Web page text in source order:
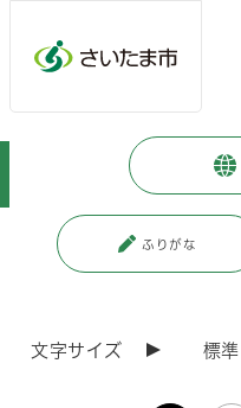
ふりがな
文字サイズ 標準
暮らし・手続き >
災害に対する対応状況